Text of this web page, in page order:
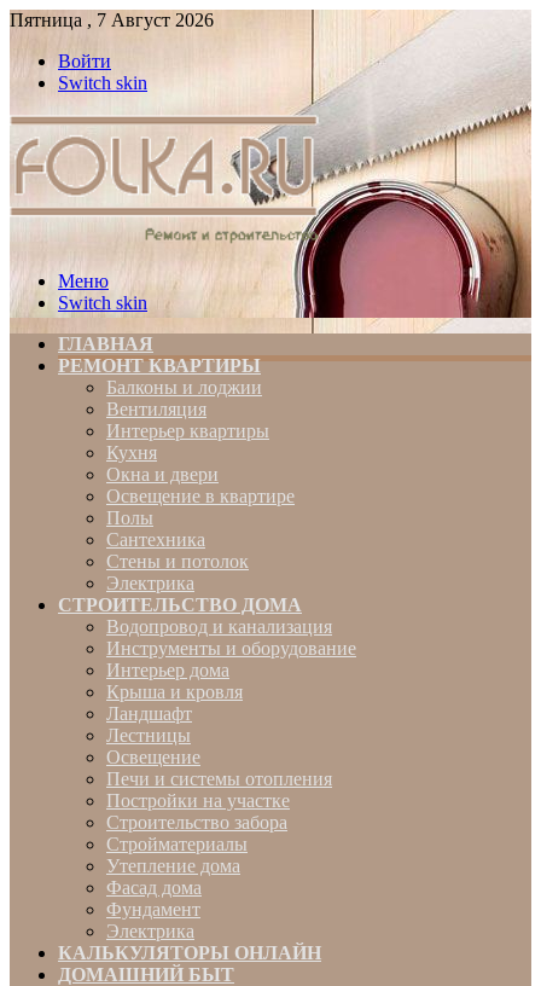
Пятница , 7 Август 2026
Войти
Switch skin
Меню
Switch skin
ГЛАВНАЯ
РЕМОНТ КВАРТИРЫ
Балконы и лоджии
Вентиляция
Интерьер квартиры
Кухня
Окна и двери
Освещение в квартире
Полы
Сантехника
Стены и потолок
Электрика
СТРОИТЕЛЬСТВО ДОМА
Водопровод и канализация
Инструменты и оборудование
Интерьер дома
Крыша и кровля
Ландшафт
Лестницы
Освещение
Печи и системы отопления
Постройки на участке
Строительство забора
Стройматериалы
Утепление дома
Фасад дома
Фундамент
Электрика
КАЛЬКУЛЯТОРЫ ОНЛАЙН
ДОМАШНИЙ БЫТ